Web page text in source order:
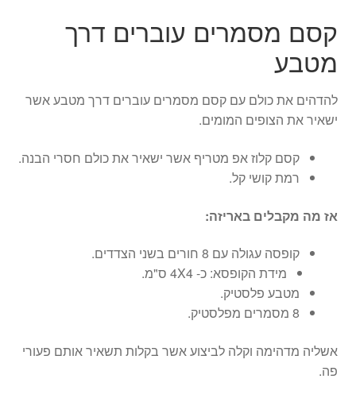
קסם מסמרים עוברים דרך
מטבע
להדהים את כולם עם קסם מסמרים עוברים דרך מטבע אשר
ישאיר את הצופים המומים.
קסם קלוז אפ מטריף אשר ישאיר את כולם חסרי הבנה.
רמת קושי קל.
אז מה מקבלים באריזה:
קופסה עגולה עם 8 חורים בשני הצדדים.
מידת הקופסא: כ- 4X4 ס"מ.
מטבע פלסטיק.
8 מסמרים מפלסטיק.
אשליה מדהימה וקלה לביצוע אשר בקלות תשאיר אותם פעורי
פה.